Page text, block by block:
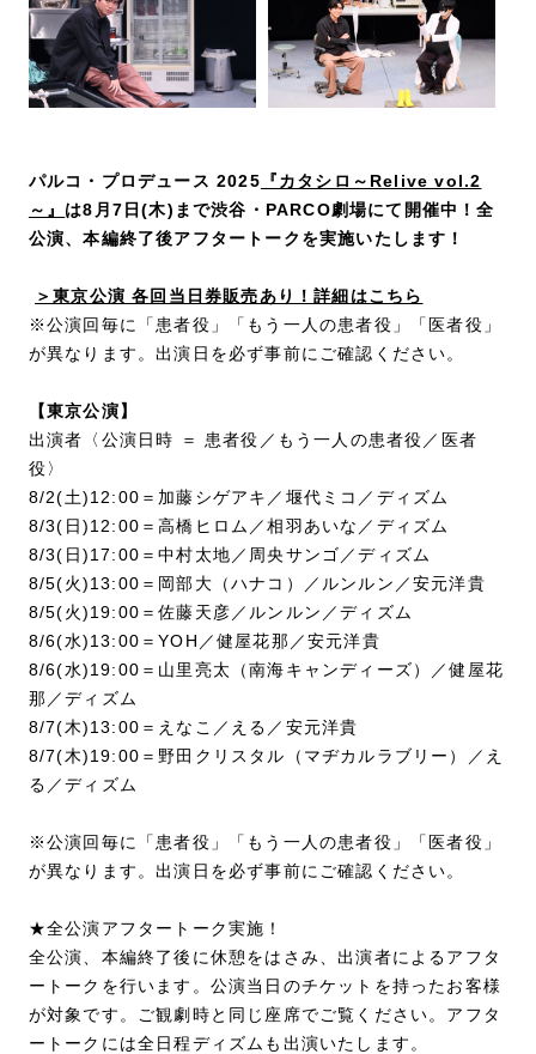
パルコ・プロデュース 2025 『カタシロ～Relive vol.2
～』 は8月7日(木)まで渋谷・PARCO劇場にて開催中！全
公演、本編終了後アフタートークを実施いたします！
＞東京公演 各回当日券販売あり！詳細はこちら
※公演回毎に「患者役」「もう一人の患者役」「医者役」
が異なります。出演日を必ず事前にご確認ください。
【東京公演】
出演者〈公演日時 ＝ 患者役／もう一人の患者役／医者
役〉
8/2(土)12:00＝加藤シゲアキ／堰代ミコ／ディズム
8/3(日)12:00＝高橋ヒロム／相羽あいな／ディズム
8/3(日)17:00＝中村太地／周央サンゴ／ディズム
8/5(火)13:00＝岡部大（ハナコ）／ルンルン／安元洋貴
8/5(火)19:00＝佐藤天彦／ルンルン／ディズム
8/6(水)13:00＝YOH／健屋花那／安元洋貴
8/6(水)19:00＝山里亮太（南海キャンディーズ）／健屋花
那／ディズム
8/7(木)13:00＝えなこ／える／安元洋貴
8/7(木)19:00＝野田クリスタル（マヂカルラブリー）／え
る／ディズム
※公演回毎に「患者役」「もう一人の患者役」「医者役」
が異なります。出演日を必ず事前にご確認ください。
★全公演アフタートーク実施！
全公演、本編終了後に休憩をはさみ、出演者によるアフタ
ートークを行います。公演当日のチケットを持ったお客様
が対象です。ご観劇時と同じ座席でご覧ください。アフタ
ートークには全日程ディズムも出演いたします。